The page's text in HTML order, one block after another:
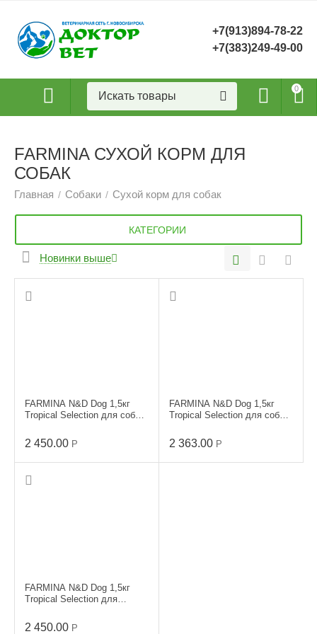
+7(913)894-78-22
+7(383)249-49-00
0
FARMINA СУХОЙ КОРМ ДЛЯ
СОБАК
Главная / Собаки / Сухой корм для собак
КАТЕГОРИИ
Новинки выше
FARMINA N&D Dog 1,5кг
Tropical Selection для собак
2 450.00 Р
FARMINA N&D Dog 1,5кг
Tropical Selection для собак
2 363.00 Р
FARMINA N&D Dog 1,5кг
Tropical Selection для
Ягненок,спельта,овес
2 450.00 Р